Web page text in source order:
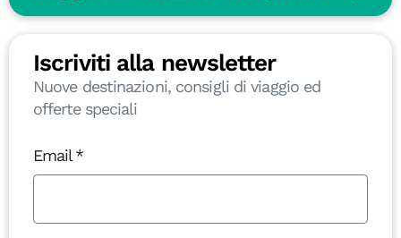
Iscriviti alla newsletter
Nuove destinazioni, consigli di viaggio ed
offerte speciali
Email